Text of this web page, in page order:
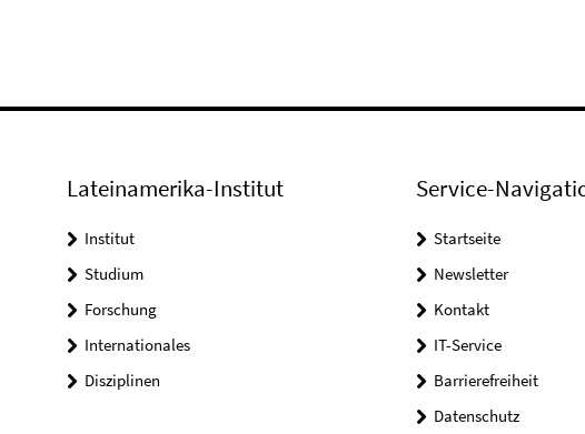
Lateinamerika-Institut
Institut
Studium
Forschung
Internationales
Disziplinen
Service-
Startseite
Newsletter
Kontakt
IT-Service
Barrierefreiheit
Datenschutz